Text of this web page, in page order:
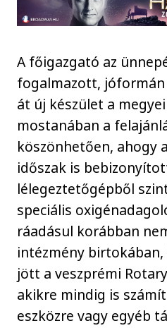
A főigazgató az
fogalmazott,
át új készület a
mostanában a
köszönhetően, ahogy
időszak is
lélegeztetőgépből
speciális
ráadásul korábban
intézmény
jött a veszprémi
akikre mindig is
eszközre vagy egyéb